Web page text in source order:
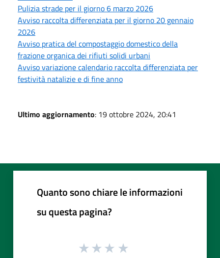
Pulizia strade per il giorno 6 marzo 2026
Avviso raccolta differenziata per il giorno 20 gennaio
2026
Avviso pratica del compostaggio domestico della
frazione organica dei rifiuti solidi urbani
Avviso variazione calendario raccolta differenziata per
festività natalizie e di fine anno
Ultimo aggiornamento: 19 ottobre 2024, 20:41
Quanto sono chiare le informazioni
su questa pagina?